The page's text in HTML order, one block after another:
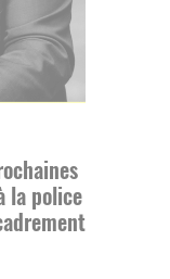
la police